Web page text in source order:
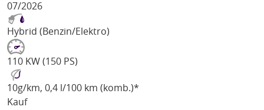
07/2026
Hybrid (Benzin/Elektro)
110 KW (150 PS)
10g/km, 0,4 l/100 km (komb.)*
Kauf